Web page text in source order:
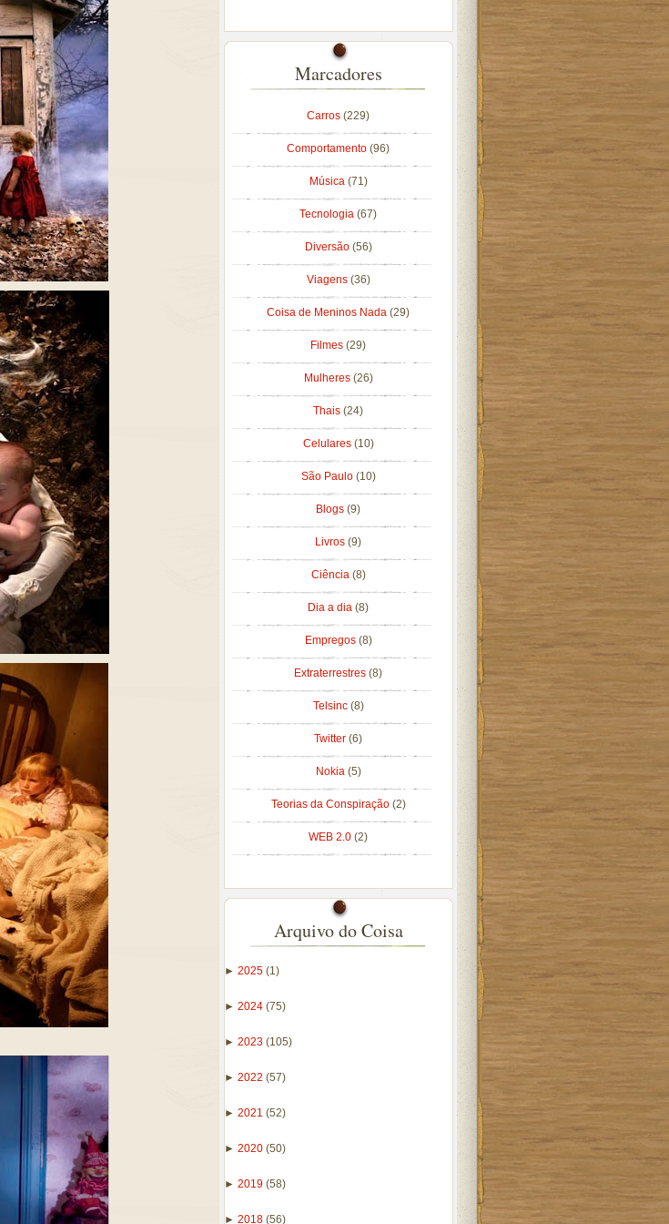
Marcadores
Carros (229)
Comportamento (96)
Música (71)
Tecnologia (67)
Diversão (56)
Viagens (36)
Coisa de Meninos Nada (29)
Filmes (29)
Mulheres (26)
Thais (24)
Celulares (10)
São Paulo (10)
Blogs (9)
Livros (9)
Ciência (8)
Dia a dia (8)
Empregos (8)
Extraterrestres (8)
Telsinc (8)
Twitter (6)
Nokia (5)
Teorias da Conspiração (2)
WEB 2.0 (2)
Arquivo do Coisa
► 2025 (1)
► 2024 (75)
► 2023 (105)
► 2022 (57)
► 2021 (52)
► 2020 (50)
► 2019 (58)
► 2018 (56)